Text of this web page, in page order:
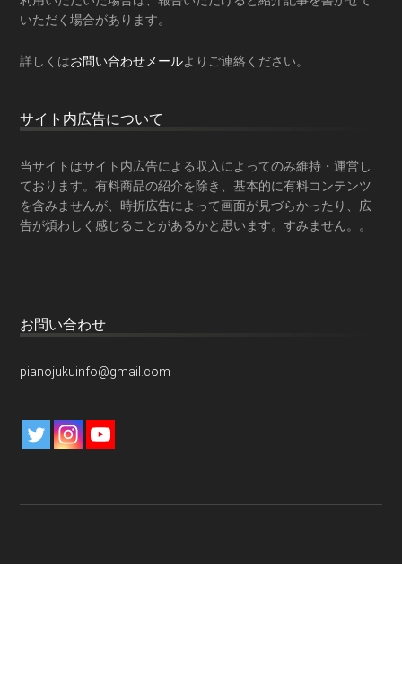
いただく場合があります。
詳しくはお問い合わせメールよりご連絡ください。
サイト内広告について
当サイトはサイト内広告による収入によってのみ維持・運営し
ております。有料商品の紹介を除き、基本的に有料コンテンツ
を含みませんが、時折広告によって画面が見づらかったり、広
告が煩わしく感じることがあるかと思います。すみません。。
お問い合わせ
pianojukuinfo@gmail.com